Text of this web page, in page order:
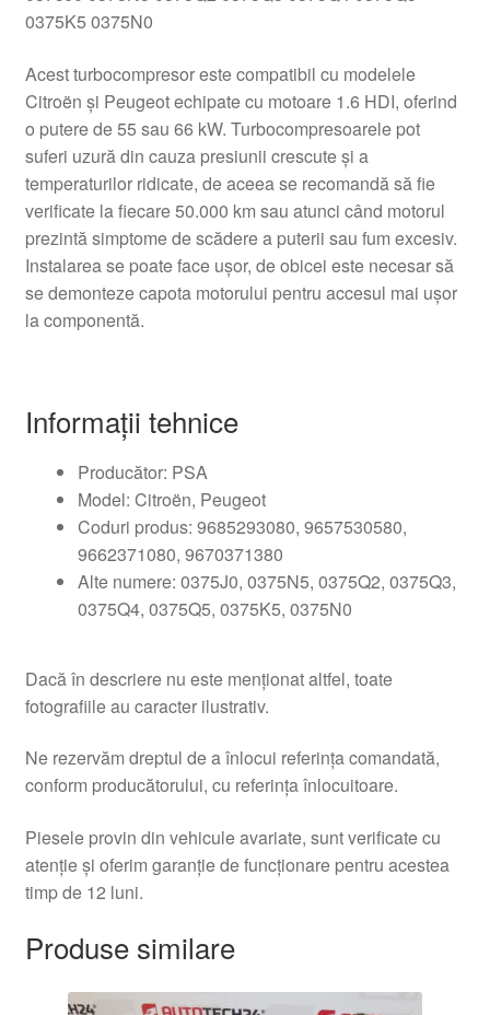
0375K5 0375N0
Acest turbocompresor este compatibil cu modelele
Citroën și Peugeot echipate cu motoare 1.6 HDI, oferind
o putere de 55 sau 66 kW. Turbocompresoarele pot
suferi uzură din cauza presiunii crescute și a
temperaturilor ridicate, de aceea se recomandă să fie
verificate la fiecare 50.000 km sau atunci când motorul
prezintă simptome de scădere a puterii sau fum excesiv.
Instalarea se poate face ușor, de obicei este necesar să
se demonteze capota motorului pentru accesul mai ușor
la componentă.
Informații tehnice
Producător: PSA
Model: Citroën, Peugeot
Coduri produs: 9685293080, 9657530580,
9662371080, 9670371380
Alte numere: 0375J0, 0375N5, 0375Q2, 0375Q3,
0375Q4, 0375Q5, 0375K5, 0375N0
Dacă în descriere nu este menționat altfel, toate
fotografiile au caracter ilustrativ.
Ne rezervăm dreptul de a înlocui referința comandată,
conform producătorului, cu referința înlocuitoare.
Piesele provin din vehicule avariate, sunt verificate cu
atenție și oferim garanție de funcționare pentru acestea
timp de 12 luni.
Produse similare